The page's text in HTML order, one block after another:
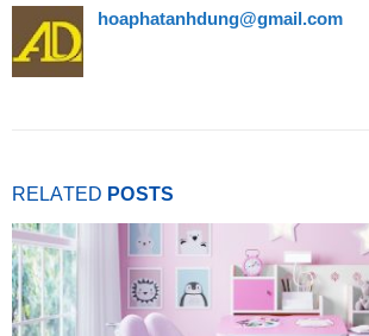
hoaphatanhdung@gmail.com
RELATED POSTS